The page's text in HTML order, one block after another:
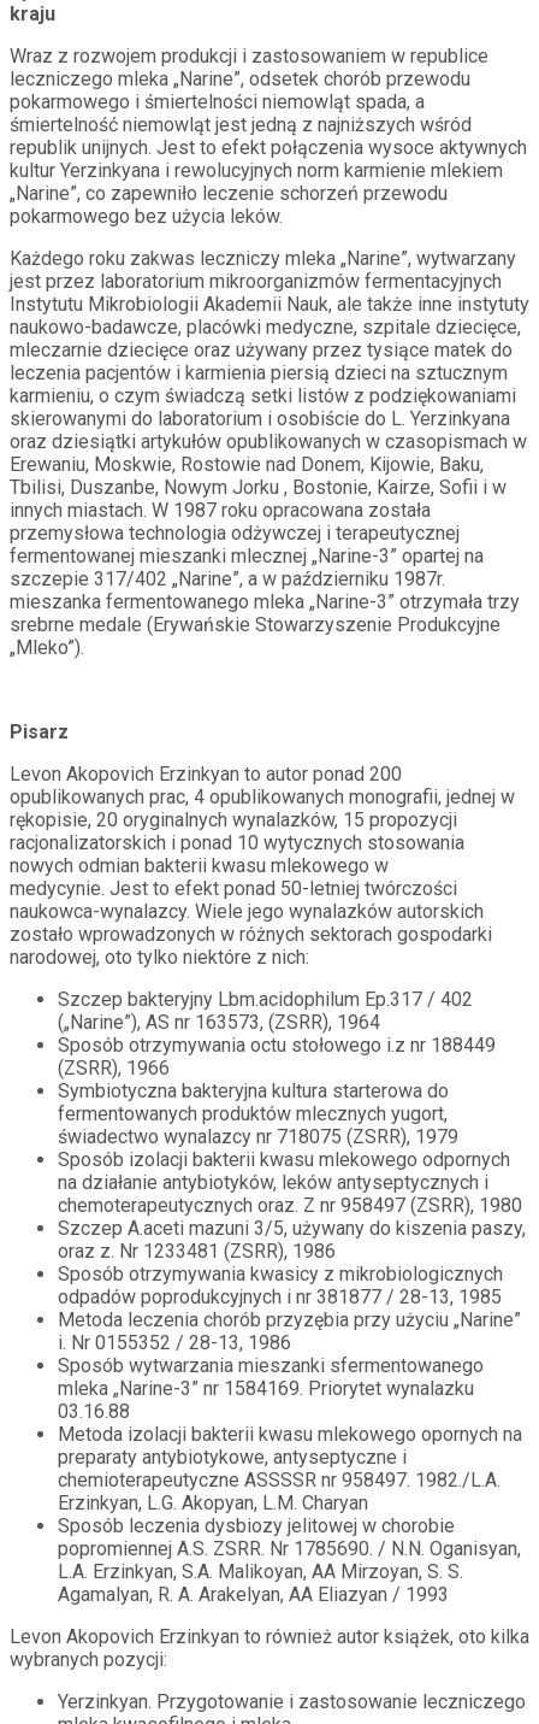
kraju
Wraz z rozwojem produkcji i zastosowaniem w republice
leczniczego mleka „Narine”, odsetek chorób przewodu
pokarmowego i śmiertelności niemowląt spada, a
śmiertelność niemowląt jest jedną z najniższych wśród
republik unijnych. Jest to efekt połączenia wysoce aktywnych
kultur Yerzinkyana i rewolucyjnych norm karmienie mlekiem
„Narine”, co zapewniło leczenie schorzeń przewodu
pokarmowego bez użycia leków.
Każdego roku zakwas leczniczy mleka „Narine”, wytwarzany
jest przez laboratorium mikroorganizmów fermentacyjnych
Instytutu Mikrobiologii Akademii Nauk, ale także inne instytuty
naukowo-badawcze, placówki medyczne, szpitale dziecięce,
mleczarnie dziecięce oraz używany przez tysiące matek do
leczenia pacjentów i karmienia piersią dzieci na sztucznym
karmieniu, o czym świadczą setki listów z podziękowaniami
skierowanymi do laboratorium i osobiście do L. Yerzinkyana
oraz dziesiątki artykułów opublikowanych w czasopismach w
Erewaniu, Moskwie, Rostowie nad Donem, Kijowie, Baku,
Tbilisi, Duszanbe, Nowym Jorku , Bostonie, Kairze, Sofii i w
innych miastach. W 1987 roku opracowana została
przemysłowa technologia odżywczej i terapeutycznej
fermentowanej mieszanki mlecznej „Narine-3” opartej na
szczepie 317/402 „Narine”, a w październiku 1987r.
mieszanka fermentowanego mleka „Narine-3” otrzymała trzy
srebrne medale (Erywańskie Stowarzyszenie Produkcyjne
„Mleko”).
Pisarz
Levon Akopovich Erzinkyan to autor ponad 200
opublikowanych prac, 4 opublikowanych monografii, jednej w
rękopisie, 20 oryginalnych wynalazków, 15 propozycji
racjonalizatorskich i ponad 10 wytycznych stosowania
nowych odmian bakterii kwasu mlekowego w
medycynie. Jest to efekt ponad 50-letniej twórczości
naukowca-wynalazcy. Wiele jego wynalazków autorskich
zostało wprowadzonych w różnych sektorach gospodarki
narodowej, oto tylko niektóre z nich:
Szczep bakteryjny Lbm.acidophilum Eр.317 / 402
(„Narine”), AS nr 163573, (ZSRR), 1964
Sposób otrzymywania octu stołowego i.z nr 188449
(ZSRR), 1966
Symbiotyczna bakteryjna kultura starterowa do
fermentowanych produktów mlecznych yugort,
świadectwo wynalazcy nr 718075 (ZSRR), 1979
Sposób izolacji bakterii kwasu mlekowego odpornych
na działanie antybiotyków, leków antyseptycznych i
chemoterapeutycznych oraz. Z nr 958497 (ZSRR), 1980
Szczep A.aceti mazuni 3/5, używany do kiszenia paszy,
oraz z. Nr 1233481 (ZSRR), 1986
Sposób otrzymywania kwasicy z mikrobiologicznych
odpadów poprodukcyjnych i nr 381877 / 28-13, 1985
Metoda leczenia chorób przyzębia przy użyciu „Narine”
i. Nr 0155352 / 28-13, 1986
Sposób wytwarzania mieszanki sfermentowanego
mleka „Narine-3” nr 1584169. Priorytet wynalazku
03.16.88
Metoda izolacji bakterii kwasu mlekowego opornych na
preparaty antybiotykowe, antyseptyczne i
chemioterapeutyczne ASSSSR nr 958497. 1982./L.A.
Erzinkyan, L.G. Akopyan, L.M. Charyan
Sposób leczenia dysbiozy jelitowej w chorobie
popromiennej A.S. ZSRR. Nr 1785690. / N.N. Oganisyan,
L.A. Erzinkyan, S.A. Malikoyan, AA Mirzoyan, S. S.
Agamalyan, R. A. Arakelyan, AA Eliazyan / 1993
Levon Akopovich Erzinkyan to również autor książek, oto kilka
wybranych pozycji:
Yerzinkyan. Przygotowanie i zastosowanie leczniczego